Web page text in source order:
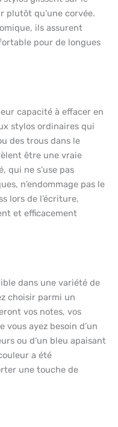
plutôt qu’une corvée.
ils assurent
pour de longues
capacité à effacer en
stylos ordinaires qui
des trous dans le
être une vraie
qui ne s’use pas
n’endommage pas le
lors de l’écriture,
et efficacement
dans une variété de
choisir parmi un
vos notes, vos
vous ayez besoin d’un
ou d’un bleu apaisant
a été
une touche de